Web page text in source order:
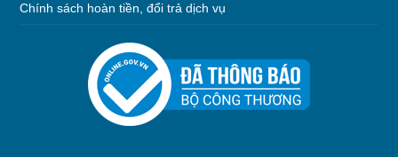
Chính sách hoàn tiền, đổi trả dịch vụ